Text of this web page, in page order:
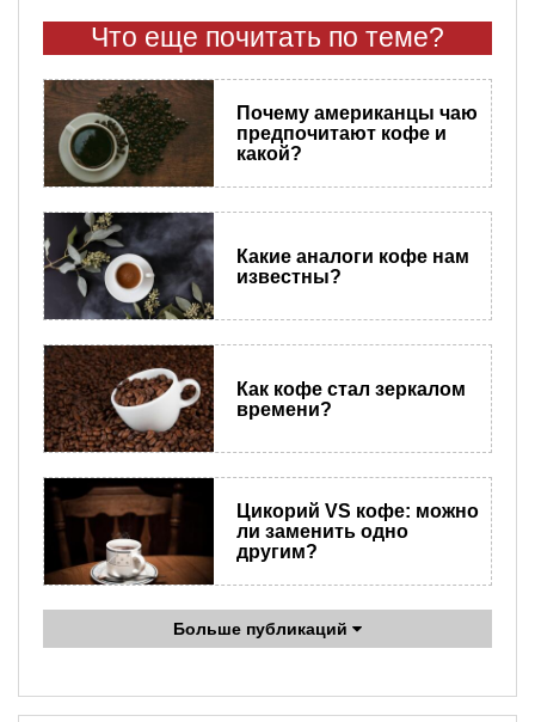
Что еще почитать по теме?
Почему американцы чаю
предпочитают кофе и
какой?
Какие аналоги кофе нам
известны?
Как кофе стал зеркалом
времени?
Цикорий VS кофе: можно
ли заменить одно
другим?
Больше публикаций